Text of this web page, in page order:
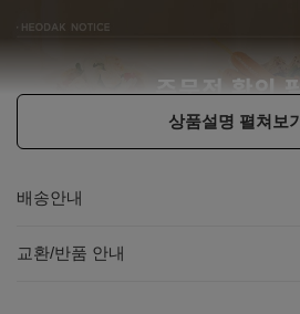
상품설명 펼쳐보기
배송안내
교환/반품 안내